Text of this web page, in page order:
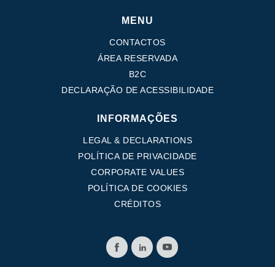
MENU
CONTACTOS
ÁREA RESERVADA
B2C
DECLARAÇÃO DE ACESSIBILIDADE
INFORMAÇÕES
LEGAL & DECLARATIONS
POLÍTICA DE PRIVACIDADE
CORPORATE VALUES
POLÍTICA DE COOKIES
CRÉDITOS